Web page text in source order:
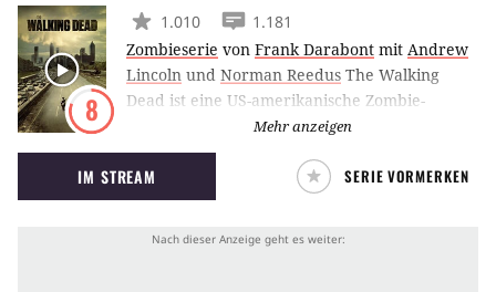
8
1.010
1.181
Zombieserie von Frank Darabont mit Andrew
Lincoln und Norman Reedus The Walking
Dead ist eine US-amerikanische Zombie-
Horror-Serie, die auf der gleichnamigen
Comic-Reihe aus der Feder von Robert
Kirkman basiert. Die Handlung ist in einer
Welt nach der Zombie-Apokalypse angesiedelt.
um ihr Überleben zu kämpfen. Angeführt
Mehr anzeigen
IM STREAM SERIE VORMERKEN